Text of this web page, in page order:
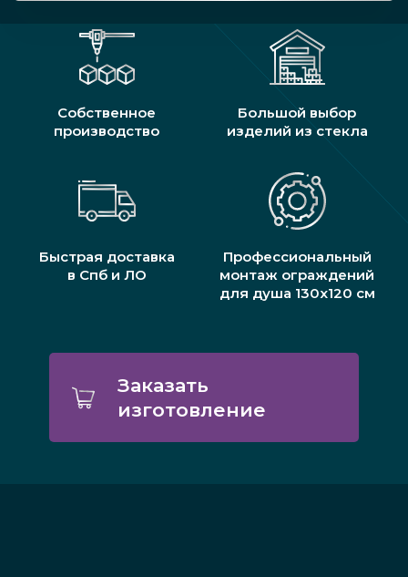
Собственное
производство
Большой выбор
изделий из стекла
Быстрая доставка
в Спб и ЛО
Профессиональный
монтаж ограждений
для душа 130x120 см
Заказать
изготовление